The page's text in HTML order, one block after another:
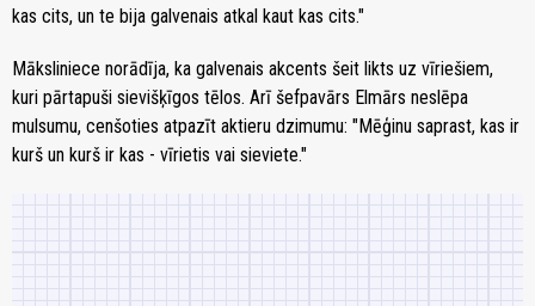
kas cits, un te bija galvenais atkal kaut kas cits."
Māksliniece norādīja, ka galvenais akcents šeit likts uz vīriešiem,
kuri pārtapuši sievišķīgos tēlos. Arī šefpavārs Elmārs neslēpa
mulsumu, cenšoties atpazīt aktieru dzimumu: "Mēģinu saprast, kas ir
kurš un kurš ir kas - vīrietis vai sieviete."